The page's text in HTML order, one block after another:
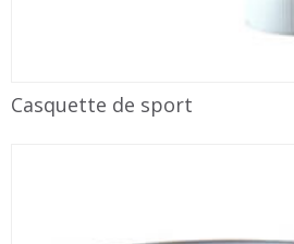
Casquette de sport